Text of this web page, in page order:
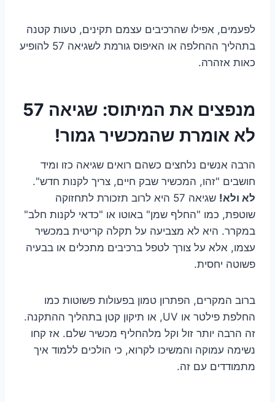
לפעמים, אפילו שהרכיבים עצמם תקינים, טעות קטנה
בתהליך ההחלפה או האיפוס גורמת לשגיאה 57 להופיע
כאות אזהרה.
מנפצים את המיתוס: שגיאה 57
לא אומרת שהמכשיר גמור!
הרבה אנשים נלחצים כשהם רואים שגיאה כזו ומיד
חושבים "זהו, המכשיר שבק חיים, צריך לקנות חדש".
לא ולא!
שגיאה 57 היא לרוב תזכורת לתחזוקה
שוטפת, כמו "החלף שמן" באוטו או "כדאי לקנות חלב"
במקרר. היא לא מצביעה על תקלה קריטית במכשיר
עצמו, אלא על צורך לטפל ברכיבים מתכלים או בבעיה
פשוטה יחסית.
ברוב המקרים, הפתרון טמון בפעולות פשוטות כמו
החלפת פילטר או UV, או תיקון קטן בתהליך ההתקנה.
זה הרבה יותר זול וקל מלהחליף מכשיר שלם. אז קחו
נשימה עמוקה והמשיכו לקרוא, כי הולכים ללמוד איך
מתמודדים עם זה.